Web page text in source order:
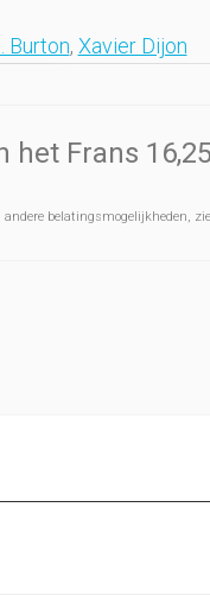
Burton, Xavier Dijon
het Frans
belatingsmogelijkheden,